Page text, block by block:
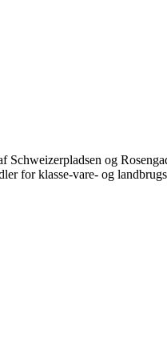
Schweizerpladsen og
for klasse-vare- og